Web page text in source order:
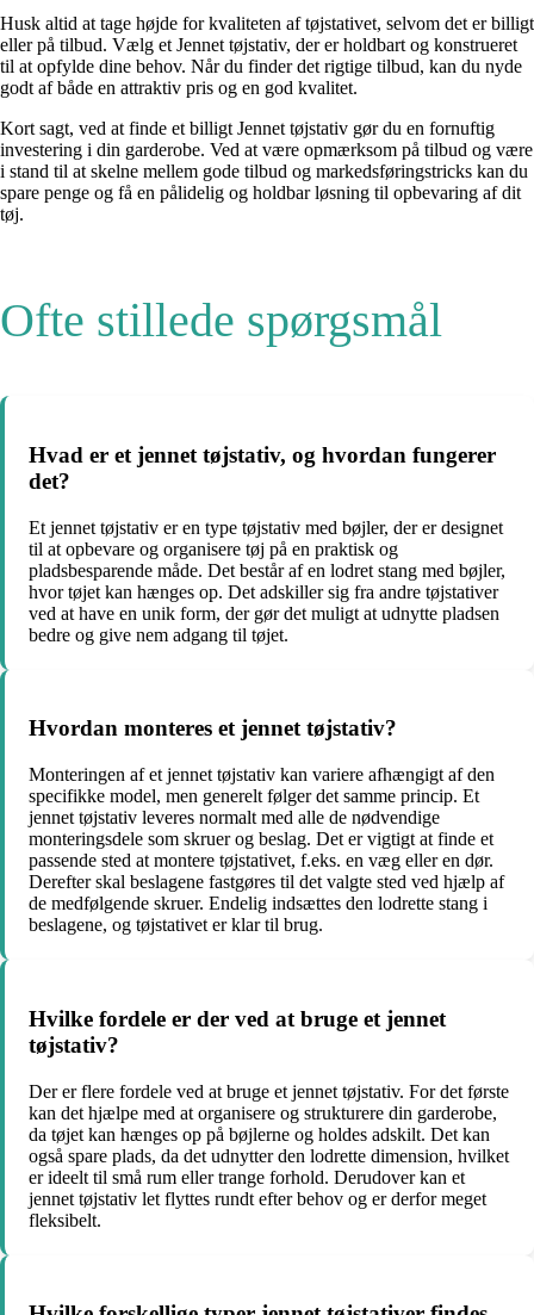
Husk altid at tage højde for kvaliteten af tøjstativet, selvom det er billigt
eller på tilbud. Vælg et Jennet tøjstativ, der er holdbart og konstrueret
til at opfylde dine behov. Når du finder det rigtige tilbud, kan du nyde
godt af både en attraktiv pris og en god kvalitet.
Kort sagt, ved at finde et billigt Jennet tøjstativ gør du en fornuftig
investering i din garderobe. Ved at være opmærksom på tilbud og være
i stand til at skelne mellem gode tilbud og markedsføringstricks kan du
spare penge og få en pålidelig og holdbar løsning til opbevaring af dit
tøj.
Ofte stillede spørgsmål
Hvad er et jennet tøjstativ, og hvordan fungerer
det?
Et jennet tøjstativ er en type tøjstativ med bøjler, der er designet
til at opbevare og organisere tøj på en praktisk og
pladsbesparende måde. Det består af en lodret stang med bøjler,
hvor tøjet kan hænges op. Det adskiller sig fra andre tøjstativer
ved at have en unik form, der gør det muligt at udnytte pladsen
bedre og give nem adgang til tøjet.
Hvordan monteres et jennet tøjstativ?
Monteringen af et jennet tøjstativ kan variere afhængigt af den
specifikke model, men generelt følger det samme princip. Et
jennet tøjstativ leveres normalt med alle de nødvendige
monteringsdele som skruer og beslag. Det er vigtigt at finde et
passende sted at montere tøjstativet, f.eks. en væg eller en dør.
Derefter skal beslagene fastgøres til det valgte sted ved hjælp af
de medfølgende skruer. Endelig indsættes den lodrette stang i
beslagene, og tøjstativet er klar til brug.
Hvilke fordele er der ved at bruge et jennet
tøjstativ?
Der er flere fordele ved at bruge et jennet tøjstativ. For det første
kan det hjælpe med at organisere og strukturere din garderobe,
da tøjet kan hænges op på bøjlerne og holdes adskilt. Det kan
også spare plads, da det udnytter den lodrette dimension, hvilket
er ideelt til små rum eller trange forhold. Derudover kan et
jennet tøjstativ let flyttes rundt efter behov og er derfor meget
fleksibelt.